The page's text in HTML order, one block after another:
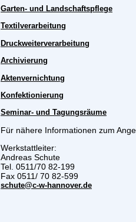
Garten- und Landschaftspflege
Textilverarbeitung
Druckweiterverarbeitung
Archivierung
Aktenvernichtung
Konfektionierung
Seminar- und Tagungsräume
Für nähere Informationen zum
Werkstattleiter:
Andreas Schute
Tel. 0511/70 82-199
Fax 0511/ 70 82-599
schute@c-w-hannover.de